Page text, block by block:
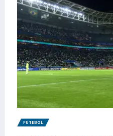
FUTEBOL